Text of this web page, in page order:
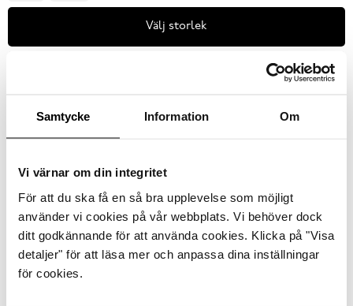
Samtycke Information Om
Vi värnar om din integritet
För att du ska få en så bra upplevelse som möjligt
använder vi cookies på vår webbplats. Vi behöver dock
ditt godkännande för att använda cookies. Klicka på "Visa
detaljer" för att läsa mer och anpassa dina inställningar
för cookies.
Välj storlek
Läder
Produktbeskrivning
Bomhus EP från Kavat. En luftig sandal i marinblått skinn
med en sula tillverkad i gummi. De dubbla
kardborrebanden skapar en praktisk på/avtagning.